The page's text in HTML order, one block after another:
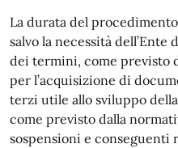
La durata del
salvo la necessità
dei termini, come previsto
per l’acquisizione di
terzi utile allo sviluppo
come previsto dalla
sospensioni e